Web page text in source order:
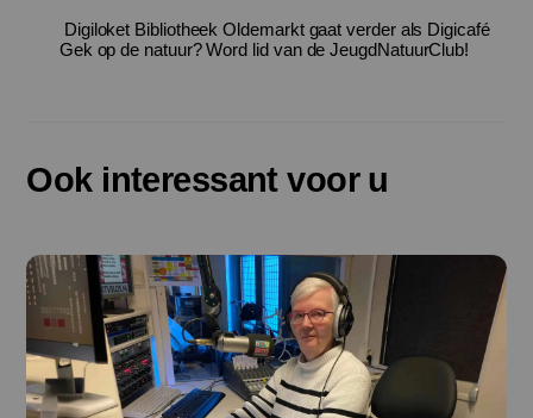
Digiloket Bibliotheek Oldemarkt gaat verder als Digicafé
Gek op de natuur? Word lid van de JeugdNatuurClub!
Ook interessant voor u